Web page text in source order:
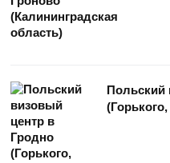
Польский
(Горького,